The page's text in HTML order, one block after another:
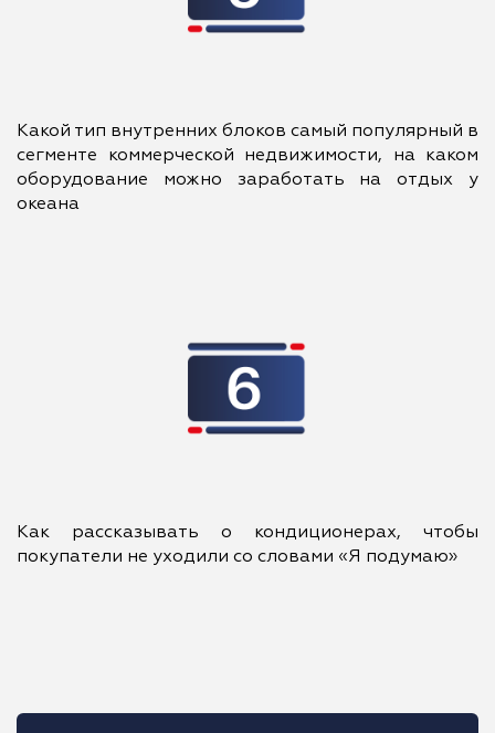
Какой тип внутренних блоков самый популярный в
сегменте коммерческой недвижимости, на каком
оборудование можно заработать на отдых у
океана
Как рассказывать о кондиционерах, чтобы
покупатели не уходили со словами «Я подумаю»